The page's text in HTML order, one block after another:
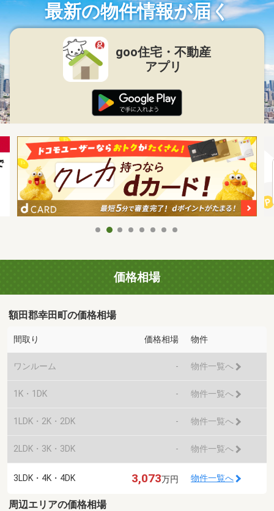
最新の物件情報が届く
goo住宅・不動産
アプリ
価格相場
額田郡幸田町の価格相場
間取り 価格相場 物件
ワンルーム - 物件一覧へ
1K・1DK - 物件一覧へ
1LDK・2K・2DK - 物件一覧へ
2LDK・3K・3DK - 物件一覧へ
3LDK・4K・4DK 3,073万円 物件一覧へ
周辺エリアの価格相場